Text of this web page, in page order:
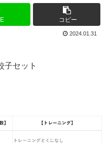
コピー
2024.01.31
セット